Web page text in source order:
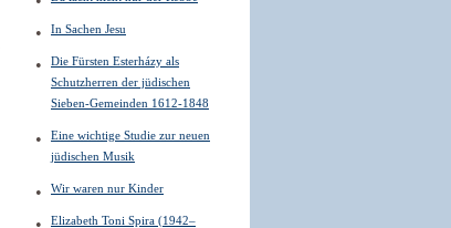
In Sachen Jesu
Die Fürsten Esterházy als
Schutzherren der jüdischen
Sieben-Gemeinden 1612-1848
Eine wichtige Studie zur neuen
jüdischen Musik
Wir waren nur Kinder
Elizabeth Toni Spira (1942–